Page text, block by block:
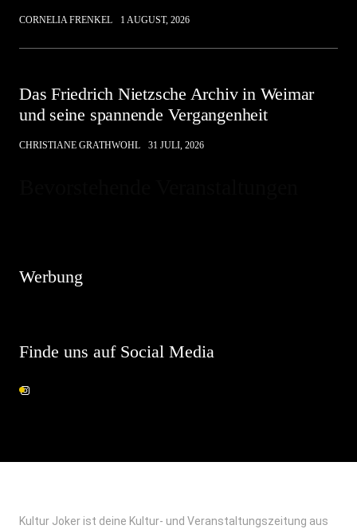
CORNELIA FRENKEL 1 AUGUST, 2026
Das Friedrich Nietzsche Archiv in Weimar
und seine spannende Vergangenheit
CHRISTIANE GRATHWOHL 31 JULI, 2026
Werbung
Finde uns auf Social Media
Kultur Joker ist deine Kultur- und Veranstaltungszeitung aus